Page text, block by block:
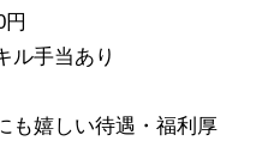
円
ル手当あり
も嬉しい待遇・福利厚